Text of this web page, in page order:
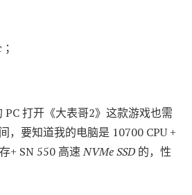
打开《大表哥2》这款游戏也需
，要知道我的电脑是 10700 CPU +
+ SN 550 高速NVMe SSD 的，性